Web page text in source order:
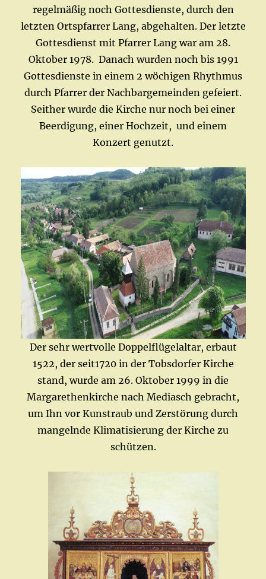
regelmäßig noch Gottesdienste, durch den
letzten Ortspfarrer Lang, abgehalten. Der letzte
Gottesdienst mit Pfarrer Lang war am 28.
Oktober 1978. Danach wurden noch bis 1991
Gottesdienste in einem 2 wöchigen Rhythmus
durch Pfarrer der Nachbargemeinden gefeiert.
Seither wurde die Kirche nur noch bei einer
Beerdigung, einer Hochzeit, und einem
Konzert genutzt.
Der sehr wertvolle Doppelflügelaltar, erbaut
1522, der seit1720 in der Tobsdorfer Kirche
stand, wurde am 26. Oktober 1999 in die
Margarethenkirche nach Mediasch gebracht,
um Ihn vor Kunstraub und Zerstörung durch
mangelnde Klimatisierung der Kirche zu
schützen.